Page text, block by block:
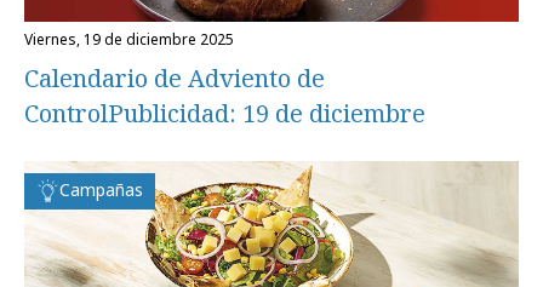
viernes, 19 de diciembre 2025
Calendario de Adviento de
ControlPublicidad: 19 de diciembre
Campañas